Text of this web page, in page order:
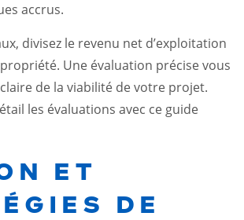
accrus.
divisez le revenu net d’exploitation
Une évaluation précise vous
de la viabilité de votre projet.
les évaluations avec ce guide
ET
DE